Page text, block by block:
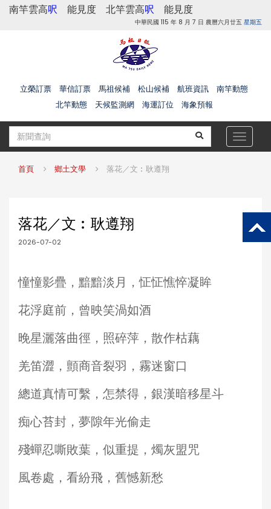
南竿雲高呎 能見度 北竿雲高呎 能見度
中華民國 115 年 8 月 7 日 農曆六月廿五 星期五
立榮訂票 華信訂票 馬祖候補 松山候補 航班資訊
南竿動態
北竿動態
天候監測網 海運訂位 海象預報
Toggle
首頁 鄉土文學 落花／文︰耿遵翔
落花／文︰耿遵翔
2026-07-02
憧憧影疊，黯黯淡月，怔怔憔悴凝眸
花浮庭前，曾映笑渦如酒
晚星灑落曲徑，照碎萍，散作枯藕
羌笛澀，顫商音裂羽，霧迷窗口
總道真情可繫，怎禁得，銀漢暗移星斗
痴心苔封，夢隙年光偷走
殘蟬忍嘶敗葉，似重提，燭灰盟咒
風卷處，看紛飛，舊憾新愁